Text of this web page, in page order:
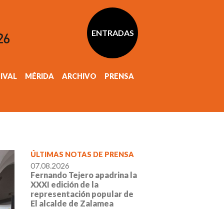
ENTRADAS
MÉRIDA ARCHIVO PRENSA
ÚLTIMAS NOTAS DE PRENSA
07.08.2026
Fernando Tejero apadrina la
XXXI edición de la
representación popular de
El alcalde de Zalamea